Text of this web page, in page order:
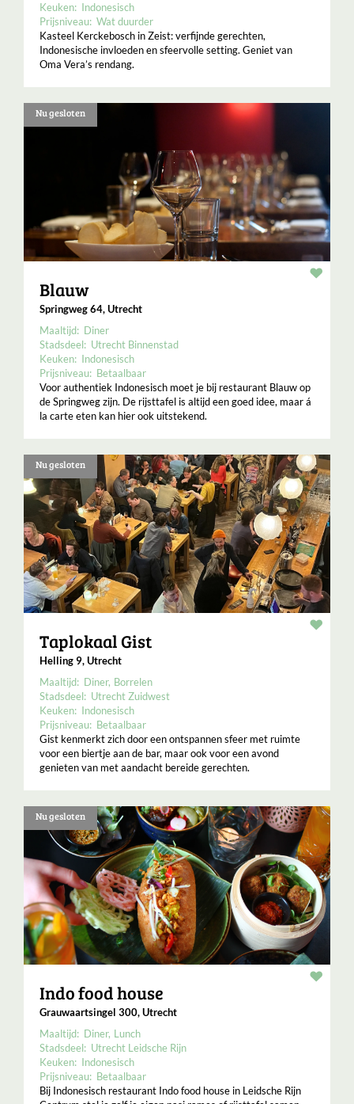
Keuken: Indonesisch
Prijsniveau: Wat duurder
Kasteel Kerckebosch in Zeist: verfijnde gerechten,
Indonesische invloeden en sfeervolle setting. Geniet van
Oma Vera’s rendang.
Nu gesloten
Blauw
Springweg 64, Utrecht
Maaltijd: Diner
Stadsdeel: Utrecht Binnenstad
Keuken: Indonesisch
Prijsniveau: Betaalbaar
Voor authentiek Indonesisch moet je bij restaurant Blauw op
de Springweg zijn. De rijsttafel is altijd een goed idee, maar á
la carte eten kan hier ook uitstekend.
Nu gesloten
Taplokaal Gist
Helling 9, Utrecht
Maaltijd: Diner Borrelen
Stadsdeel: Utrecht Zuidwest
Keuken: Indonesisch
Prijsniveau: Betaalbaar
Gist kenmerkt zich door een ontspannen sfeer met ruimte
voor een biertje aan de bar, maar ook voor een avond
genieten van met aandacht bereide gerechten.
Nu gesloten
Indo food house
Grauwaartsingel 300, Utrecht
Maaltijd: Diner Lunch
Stadsdeel: Utrecht Leidsche Rijn
Keuken: Indonesisch
Prijsniveau: Betaalbaar
Bij Indonesisch restaurant Indo food house in Leidsche Rijn